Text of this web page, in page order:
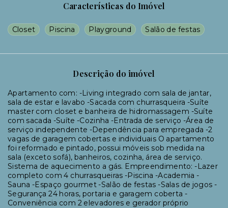
Características do Imóvel
Closet Piscina Playground Salão de festas
Descrição do imóvel
Apartamento com: -Living integrado com sala de jantar,
sala de estar e lavabo -Sacada com churrasqueira -Suíte
master com closet e banheira de hidromassagem -Suíte
com sacada -Suíte -Cozinha -Entrada de serviço -Área de
serviço independente -Dependência para empregada -2
vagas de garagem cobertas e individuais O apartamento
foi reformado e pintado, possui móveis sob medida na
sala (exceto sofá), banheiros, cozinha, área de serviço.
Sistema de aquecimento a gás. Empreendimento: -Lazer
completo com 4 churrasqueiras -Piscina -Academia -
Sauna -Espaço gourmet -Salão de festas -Salas de jogos -
Segurança 24 horas, portaria e garagem coberta -
Conveniência com 2 elevadores e gerador próprio